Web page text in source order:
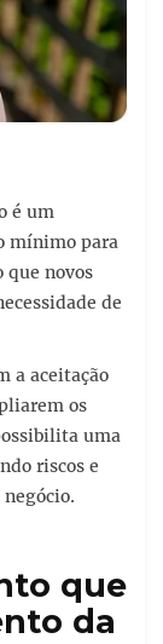
é um
mínimo para
novos
de
a aceitação
os
uma
riscos e
que
da